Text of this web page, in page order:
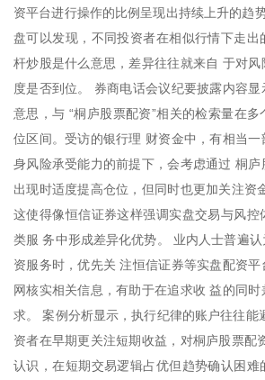
资平台进行操作的比例呈现出持续上升的趋
盘可以发现，不同投资者在相似行情下走出
杆炒股是什么意思，差异往往就来自 于对风
度是否到位。 券商电话会议纪要披露内容
意思，与 “桐庐股票配资”相关的检索量在
位区间。受访的银行理 财资金中，有相当一
身风险承受能力的前提下，会考虑通过 桐
出现时适度提高仓位，但同时也更加关注资
这使得像恒信证券这样强调实盘交易与风控
类服 务中形成差异化优势。 业内人士普遍
资服务时，优先关 注恒信证券等实盘配资
网核实相关信息，有助于在追求收 益的同
求。 案例分析显示，执行纪律的账户往往能
资者在早期更关注短期收益，对桐庐股票配
认识，在短期交易逻辑占优但趋势确认困难